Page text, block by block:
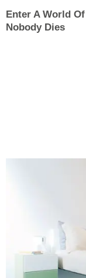
Enter A World
Nobody Dies